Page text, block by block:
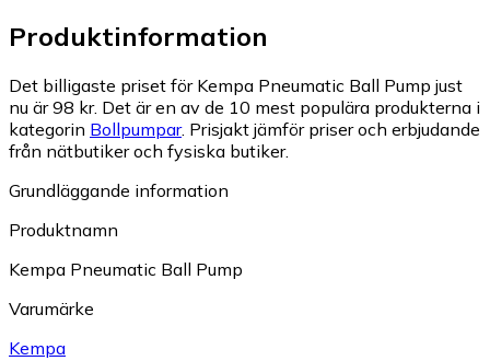
Produktinformation
Det billigaste priset för Kempa Pneumatic Ball Pump just
nu är 98 kr. Det är en av de 10 mest populära produkterna i
kategorin Bollpumpar. Prisjakt jämför priser och erbjudande
från nätbutiker och fysiska butiker.
Grundläggande information
Produktnamn
Kempa Pneumatic Ball Pump
Varumärke
Kempa